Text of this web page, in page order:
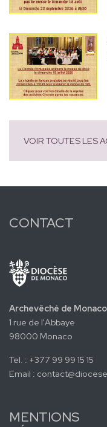
VOIR TOUTES LES
CONTACT
Archevêché de Monaco
1 rue de l'Abbaye
98000 Monaco
Tel. : +377 99 99 15 15
Email :
MENTIONS